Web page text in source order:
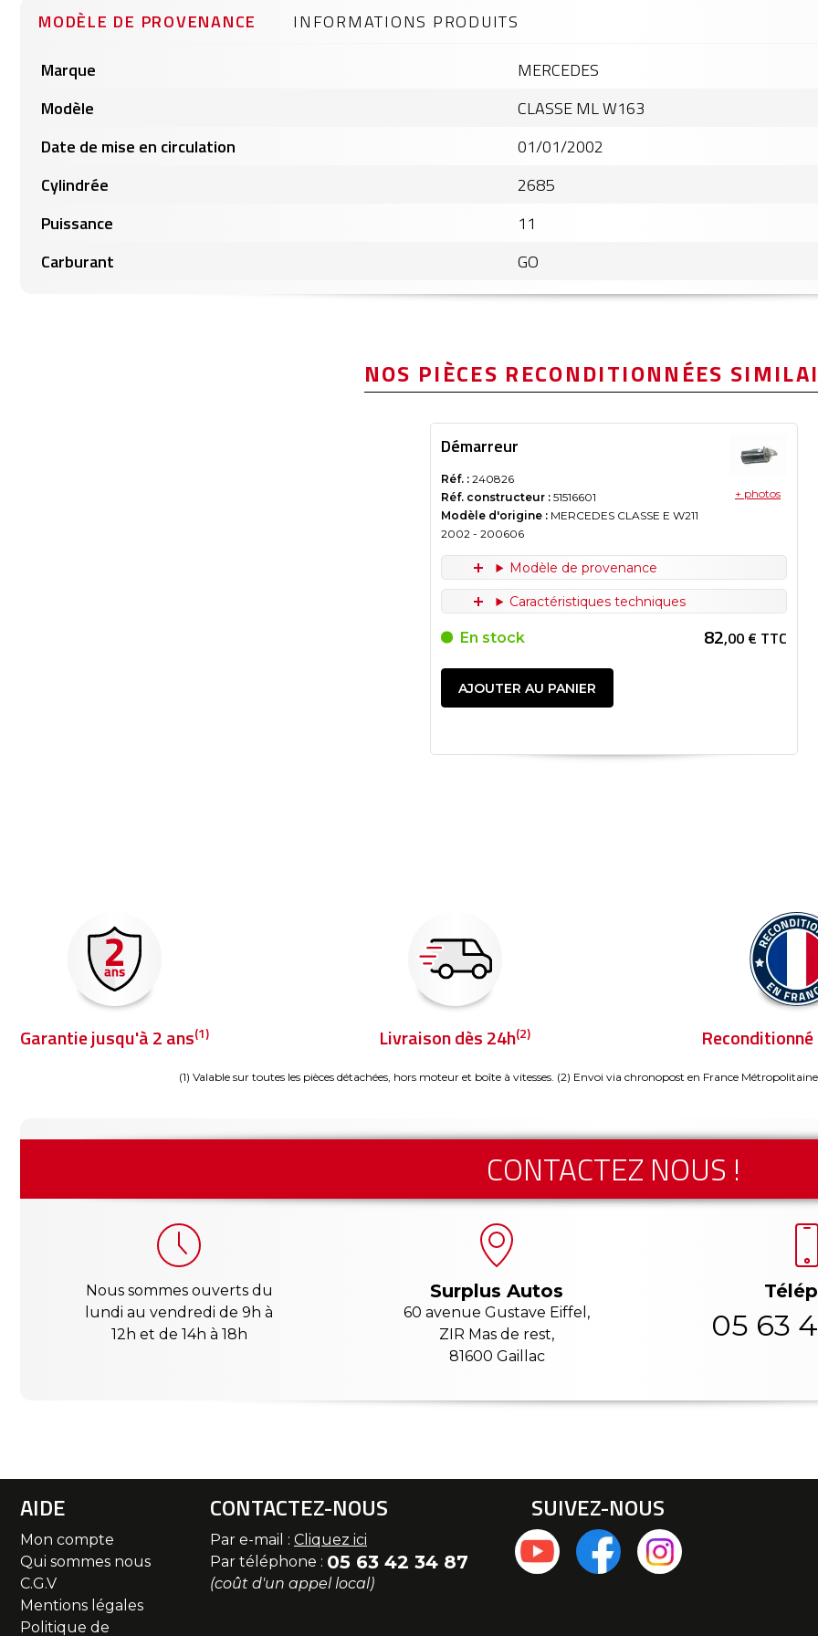
MODÈLE DE PROVENANCE
produits
Marque
MERCEDES
Modèle
CLASSE ML W163
Date de mise en circulation
01/01/2002
Cylindrée
2685
Puissance
11
Carburant
GO
INFORMATIONS PRODUITS
NOS PIÈCES RECONDITIONNÉES
Démarreur
Réf. : 240826
Réf. constructeur : 51516601
Modèle d'origine : MERCEDES CLASSE E W211
2002 - 200606
+ photos
Modèle de provenance
Caractéristiques techniques
En stock 82,00 € TTC
AJOUTER AU PANIER
Garantie jusqu'à 2 ans(1) Livraison dès 24h(2) Reconditionné
(1) Valable sur toutes les pièces détachées, hors moteur et boîte à vitesses. (2) Envoi via chronopost en France
CONTACTEZ NOUS !
Nous sommes ouverts du
lundi au vendredi de 9h à
12h et de 14h à 18h
Surplus Autos
60 avenue Gustave Eiffel,
ZIR Mas de rest,
81600 Gaillac
05 63
AIDE
Mon compte
Qui sommes nous
C.G.V
Mentions légales
Politique de
CONTACTEZ-NOUS
Par e-mail : Cliquez ici
Par téléphone : 05 63 42 34 87
(coût d'un appel local)
SUIVEZ-NOUS